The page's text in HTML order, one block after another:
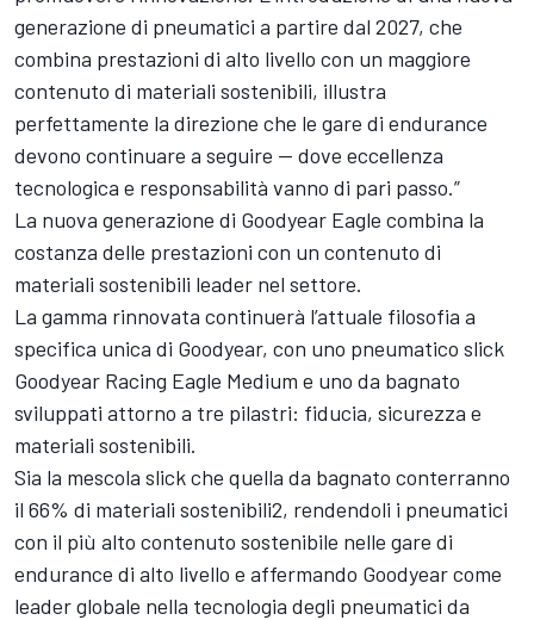
generazione di pneumatici a partire dal 2027, che
combina prestazioni di alto livello con un maggiore
contenuto di materiali sostenibili, illustra
perfettamente la direzione che le gare di endurance
devono continuare a seguire — dove eccellenza
tecnologica e responsabilità vanno di pari passo.”
La nuova generazione di Goodyear Eagle combina la
costanza delle prestazioni con un contenuto di
materiali sostenibili leader nel settore.
La gamma rinnovata continuerà l’attuale filosofia a
specifica unica di Goodyear, con uno pneumatico slick
Goodyear Racing Eagle Medium e uno da bagnato
sviluppati attorno a tre pilastri: fiducia, sicurezza e
materiali sostenibili.
Sia la mescola slick che quella da bagnato conterranno
il 66% di materiali sostenibili2, rendendoli i pneumatici
con il più alto contenuto sostenibile nelle gare di
endurance di alto livello e affermando Goodyear come
leader globale nella tecnologia degli pneumatici da